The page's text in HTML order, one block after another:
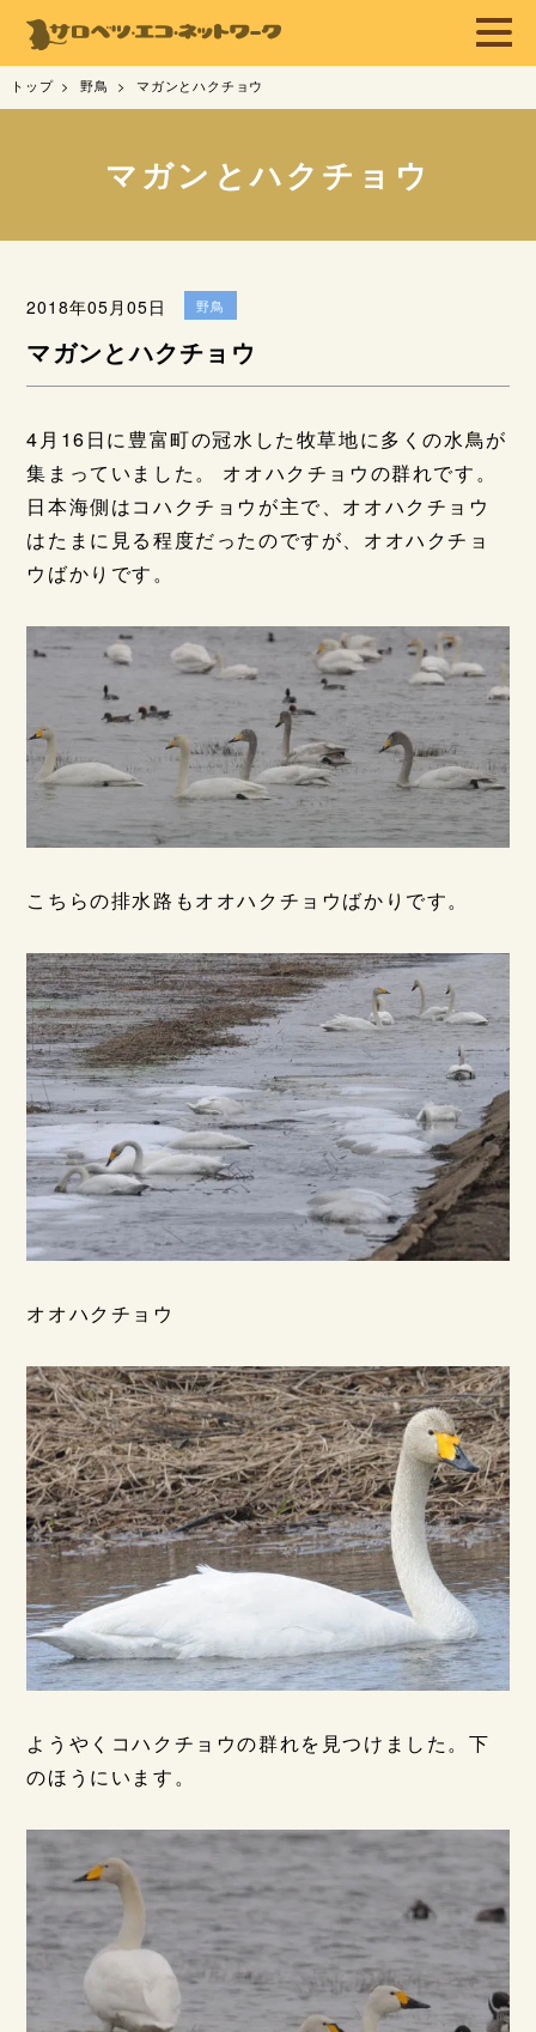
トップ 野鳥 マガンとハクチョウ
マガンとハクチョウ
2018年05月05日 野鳥
マガンとハクチョウ
4月16日に豊富町の冠水した牧草地に多くの水鳥が
集まっていました。 オオハクチョウの群れです。
日本海側はコハクチョウが主で、オオハクチョウ
はたまに見る程度だったのですが、オオハクチョ
ウばかりです。
こちらの排水路もオオハクチョウばかりです。
オオハクチョウ
ようやくコハクチョウの群れを見つけました。下
のほうにいます。